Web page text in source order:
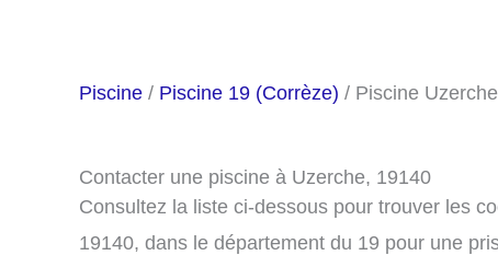
Piscine / Piscine 19 (Corrèze) / Piscine Uzerche
Contacter une piscine à Uzerche, 19140
Consultez la liste ci-dessous pour trouver les
19140, dans le département du 19 pour une